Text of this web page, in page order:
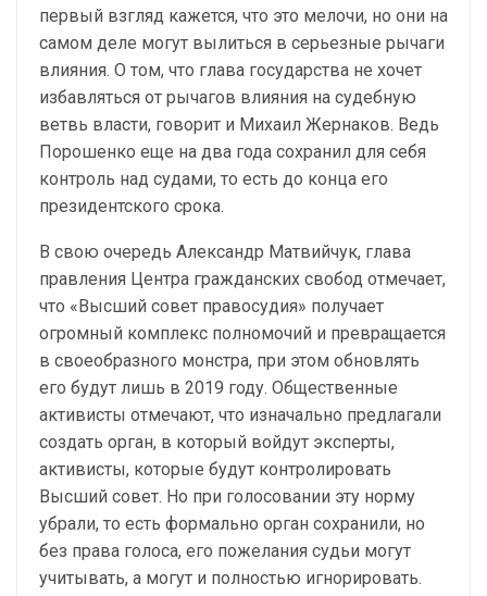
первый взгляд кажется, что это мелочи, но они на
самом деле могут вылиться в серьезные рычаги
влияния. О том, что глава государства не хочет
избавляться от рычагов влияния на судебную
ветвь власти, говорит и Михаил Жернаков. Ведь
Порошенко еще на два года сохранил для себя
контроль над судами, то есть до конца его
президентского срока.
В свою очередь Александр Матвийчук, глава
правления Центра гражданских свобод отмечает,
что «Высший совет правосудия» получает
огромный комплекс полномочий и превращается
в своеобразного монстра, при этом обновлять
его будут лишь в 2019 году. Общественные
активисты отмечают, что изначально предлагали
создать орган, в который войдут эксперты,
активисты, которые будут контролировать
Высший совет. Но при голосовании эту норму
убрали, то есть формально орган сохранили, но
без права голоса, его пожелания судьи могут
учитывать, а могут и полностью игнорировать.